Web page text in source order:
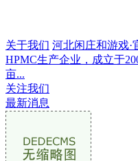
关于我们 河北闲庄和游戏·
HPMC生产企业，成立于
亩...
关注我们
最新消息